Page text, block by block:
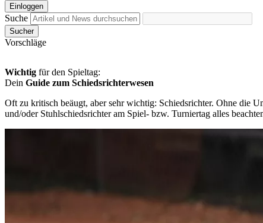
Einloggen
Suche
Sucher
Vorschläge
Wichtig für den Spieltag:
Dein Guide zum Schiedsrichterwesen
Oft zu kritisch beäugt, aber sehr wichtig: Schiedsrichter. Ohne die
und/oder Stuhlschiedsrichter am Spiel- bzw. Turniertag alles